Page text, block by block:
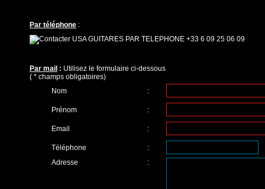
Par téléphone :
+33 6 09 25 06 09
Par mail : Utilisez le formulaire ci-dessous
( * champs obligatoires)
Nom
:
Prénom :
Email :
Téléphone
:
Adresse
: